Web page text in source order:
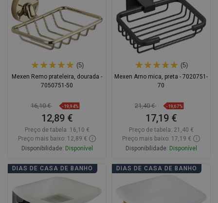
Comparar favorite_border Favoritos
Comparar
(5)
Mexen Remo prateleira, dourada -
7050751-50
16,10 € -19,94%
12,89 €
Preço de tabela: 16,10 €
Preço mais baixo: 12,89 €
Disponibilidade: Disponível
Adicionar
Favoritos
Comparar
(5)
Mexen Arno mica, preta - 7020751-
70
21,40 € -19,67%
17,19 €
Preço de tabela: 21,40 €
Preço mais baixo: 17,19 €
Disponibilidade: Disponível
Adicionar
DIAS DE CASA DE BANHO DIAS DE CASA DE BANHO